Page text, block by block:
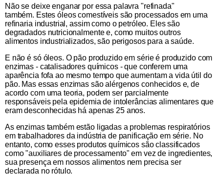
Não se deixe enganar por essa palavra "refinada"
também. Estes óleos comestíveis são processados ​​em uma
refinaria industrial, assim como o petróleo. Eles são
degradados nutricionalmente e, como muitos outros
alimentos industrializados, são perigosos para a saúde.
E não é só óleos. O pão produzido em série é produzido com
enzimas - catalisadores químicos - que conferem uma
aparência fofa ao mesmo tempo que aumentam a vida útil do
pão. Mas essas enzimas são alérgenos conhecidos e, de
acordo com uma teoria, podem ser parcialmente
responsáveis ​​pela epidemia de intolerâncias alimentares que
eram desconhecidas há apenas 25 anos.
As enzimas também estão ligadas a problemas respiratórios
em trabalhadores da indústria de panificação em série. No
entanto, como esses produtos químicos são classificados
como "auxiliares de processamento" em vez de ingredientes,
sua presença em nossos alimentos nem precisa ser
declarada no rótulo.